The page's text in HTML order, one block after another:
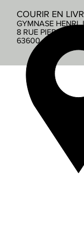
COURIR EN
GYMNASE HENRI
8 RUE PIERRE DE
63600 AMBERT